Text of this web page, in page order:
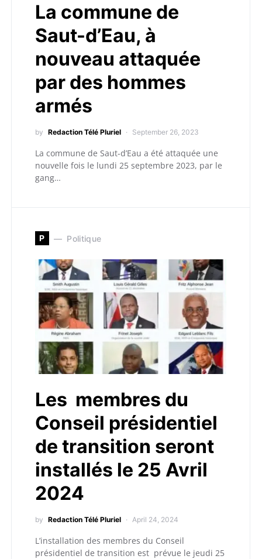
La commune de
Saut-d’Eau, à
nouveau attaquée
par des hommes
armés
by Redaction Télé Pluriel September 26, 2023
La commune de Saut-d’Eau a été attaquée une
nouvelle fois le lundi 25 septembre 2023, par le
gang…
P Politique
Les membres du
Conseil présidentiel
de transition seront
installés le 25 Avril
2024
by Redaction Télé Pluriel April 24, 2024
L’installation des membres du Conseil
présidentiel de transition est prévue le jeudi 25